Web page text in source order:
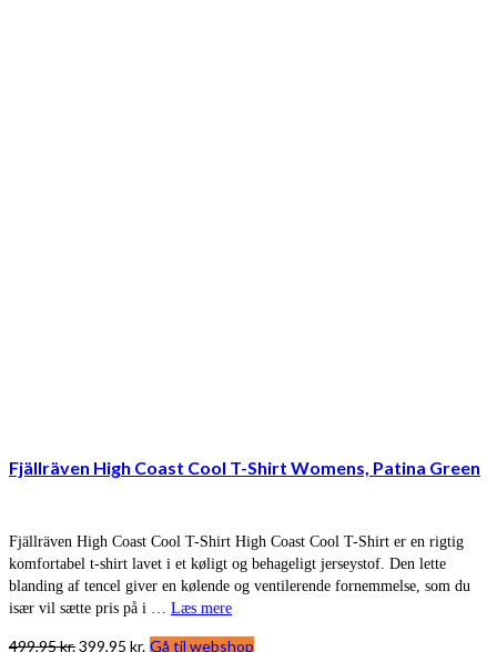
Fjällräven High Coast Cool T-Shirt Womens, Patina Green
Fjällräven High Coast Cool T-Shirt High Coast Cool T-Shirt er en rigtig
komfortabel t-shirt lavet i et køligt og behageligt jerseystof. Den lette
blanding af tencel giver en kølende og ventilerende fornemmelse, som du
især vil sætte pris på i … Læs mere
499,95kr.Den
399,95 kr. Den
Gå til webshop